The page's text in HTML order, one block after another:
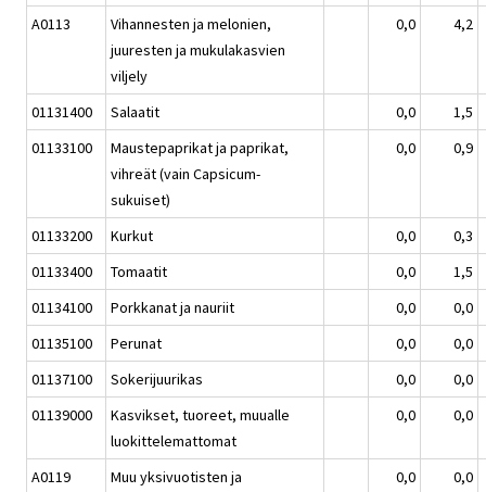
A0113
Vihannesten ja melonien,
juuresten ja mukulakasvien
viljely
0,0 4,2
01131400 Salaatit 0,0
1,5
01133100
Maustepaprikat ja paprikat,
vihreät (vain Capsicum-
sukuiset)
0,0 0,9
01133200 Kurkut 0,0
0,3
01133400
Tomaatit 0,0
1,5
01134100
Porkkanat ja nauriit 0,0
0,0
01135100
Perunat 0,0
0,0
01137100
Sokerijuurikas 0,0
0,0
01139000
Kasvikset, tuoreet, muualle
luokittelemattomat
0,0 0,0
A0119
Muu yksivuotisten ja
0,0 0,0